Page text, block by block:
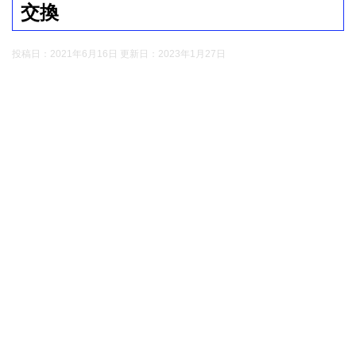
交換
投稿日：2021年6月16日 更新日： 2023年1月27日